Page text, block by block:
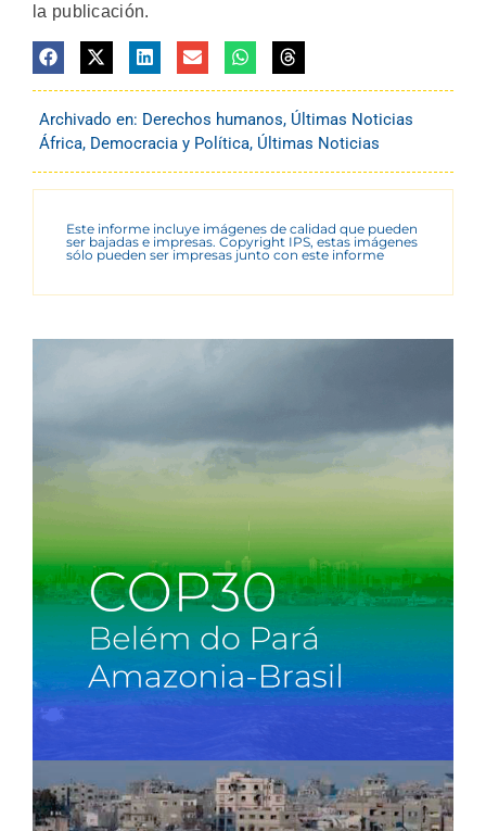
la publicación.
Archivado en: Derechos humanos, Últimas Noticias
África, Democracia y Política, Últimas Noticias
Este informe incluye imágenes de calidad que pueden
ser bajadas e impresas. Copyright IPS, estas imágenes
sólo pueden ser impresas junto con este informe